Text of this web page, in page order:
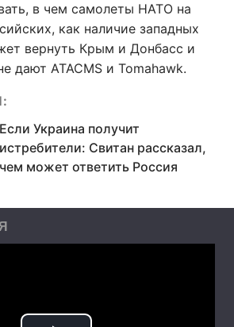
в чем самолеты НАТО на
как наличие западных
вернуть Крым и Донбасс и
дают ATACMS и Tomahawk.
Если Украина получит
истребители: Свитан рассказал,
чем может ответить Россия